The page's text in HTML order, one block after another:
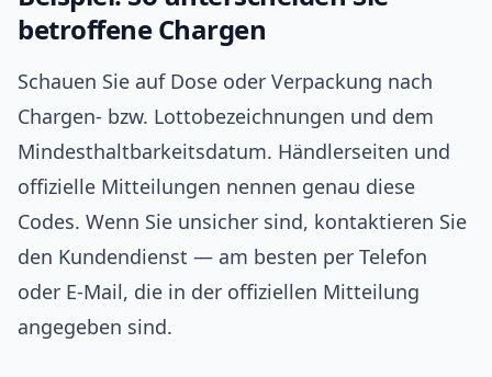
betroffene Chargen
Schauen Sie auf Dose oder Verpackung nach
Chargen- bzw. Lottobezeichnungen und dem
Mindesthaltbarkeitsdatum. Händlerseiten und
offizielle Mitteilungen nennen genau diese
Codes. Wenn Sie unsicher sind, kontaktieren Sie
den Kundendienst — am besten per Telefon
oder E-Mail, die in der offiziellen Mitteilung
angegeben sind.